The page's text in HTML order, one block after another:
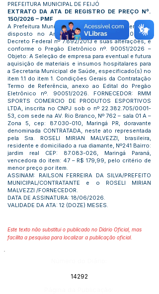
PREFEITURA MUNICIPAL DE FEIJÓ
EXTRATO DA ATA DE REGISTRO DE PREÇO Nº.
150/2026 – PMF
A Prefeitura Municipal de Feijó, em cumprimento ao
disposto no Art. 54 da Lei nº 14.133/2021 do
Decreto Federal nº 7.892/2013 e suas alterações, e
conforme o Pregão Eletrônico nº. 90051/2026 –
Objeto: A Seleção de empresa para eventual e futura
aquisição de materiais e insumos hospitalares para
a Secretaria Municipal de Saúde, especificado(s) no
item 1.1 do item 1. Condições Gerais da Contratação
Termo de Referência, anexo ao Edital do Pregão
Eletrônico nº. 90051/2026. FORNECEDOR: RMM
SPORTS COMERCIO DE PRODUTOS ESPORTIVOS
LTDA, inscrita no CNPJ sob o nº 22.382.705/0001-
53, com sede na AV. Rio Branco, Nº 762 – sala 01 A –
Zona 5, cep:
87.030-010, Maringá PR, doravante
denominada CONTRATADA, neste ato representada
pela Sra. ROSELI MIRIAN MALVEZZI, brasileira,
residente e domiciliado a rua diamante, Nº241 Bairro:
jardim real CEP: 87.083-026, Maringá Paraná,
vencedora do item: 47 – R$ 179,99, pelo critério de
menor preço por item.
ASSINAM: RAILSON FERREIRA DA SILVA/PREFEITO
MUNICIPAL/CONTRATANTE e o ROSELI MIRIAN
MALVEZZI /FORNECEDOR.
DATA DE ASSINATURA: 18/06/2026.
VALIDADE DA ATA: 12 (DOZE) MESES.
Este texto não substitui o publicado no Diário Oficial, mas
facilita a pesquisa para localizar a publicação oficial.
14292